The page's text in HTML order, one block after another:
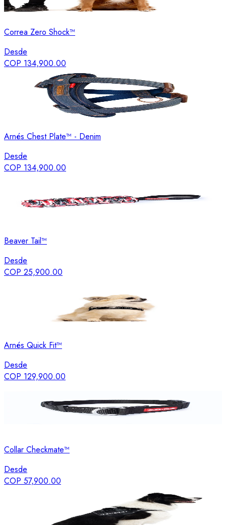
Correa Zero Shock™
Desde
COP 134,900.00
Arnés Chest Plate™ - Denim
Desde
COP 134,900.00
Beaver Tail™
Desde
COP 25,900.00
Arnés Quick Fit™
Desde
COP 129,900.00
Collar Checkmate™
Desde
COP 57,900.00